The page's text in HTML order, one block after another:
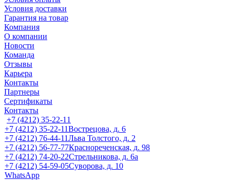
Условия доставки
Гарантия на товар
Компания
О компании
Новости
Команда
Отзывы
Карьера
Контакты
Партнеры
Сертификаты
Контакты
+7 (4212) 35-22-11
+7 (4212) 35-22-11Вострецова, д. 6
+7 (4212) 76-44-11Льва Толстого, д. 2
+7 (4212) 56-77-77Краснореченская, д. 98
+7 (4212) 74-20-22Стрельникова, д. 6а
+7 (4212) 54-59-05Суворова, д. 10
WhatsApp